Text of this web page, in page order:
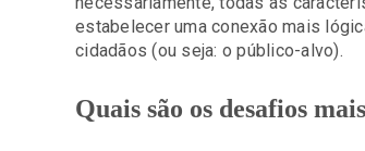
estabelecer uma conexão mais
cidadãos (ou seja: o público-alvo).
Quais são os desafios